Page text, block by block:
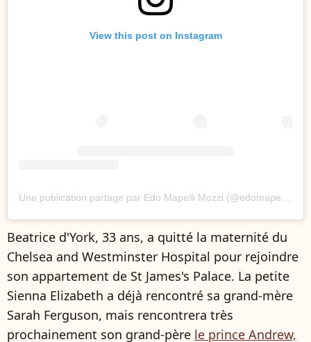
View this post on Instagram
Beatrice d'York, 33 ans, a quitté la maternité du
Chelsea and Westminster Hospital pour rejoindre
son appartement de St James's Palace. La petite
Sienna Elizabeth a déjà rencontré sa grand-mère
Sarah Ferguson, mais rencontrera très
prochainement son grand-père le prince Andrew,